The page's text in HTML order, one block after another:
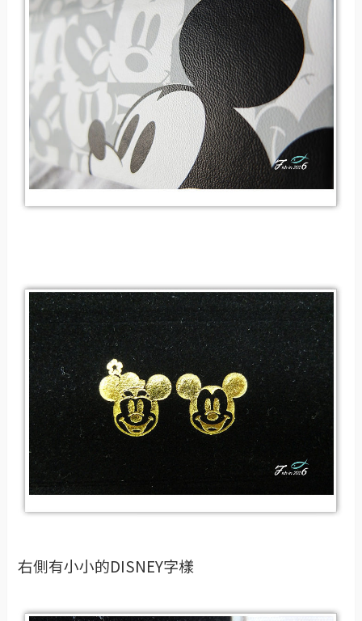
右側有小小的DISNEY字樣